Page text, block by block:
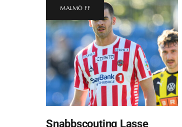
MALMÖ FF
Snabbscouting Lasse